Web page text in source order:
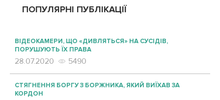
ПОПУЛЯРНІ ПУБЛІКАЦІЇ
ВІДЕОКАМЕРИ, ЩО «ДИВЛЯТЬСЯ» НА СУСІДІВ,
ПОРУШУЮТЬ ЇХ ПРАВА
28.07.2020 5490
СТЯГНЕННЯ БОРГУ З БОРЖНИКА, ЯКИЙ ВИЇХАВ ЗА
КОРДОН